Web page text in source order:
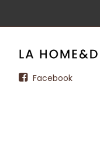
Facebook